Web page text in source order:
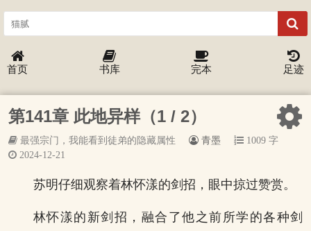
首页 书库 完本 足迹
第141章 此地异样（1 / 2）
最强宗门，我能看到徒弟的隐藏属性 青墨
1009 字
2024-12-21
苏明仔细观察着林怀漾的剑招，眼中掠过赞赏。
林怀漾的新剑招，融合了他之前所学的各种剑